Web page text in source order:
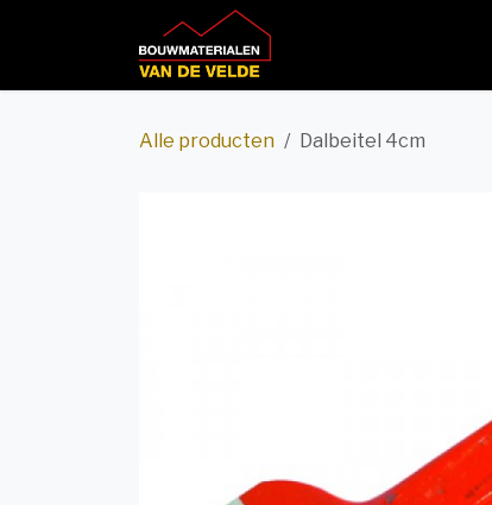
Alle producten Dalbeitel 4cm